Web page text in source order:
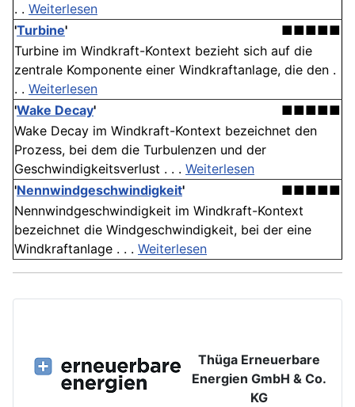
. . Weiterlesen
'Turbine'
■■■■■
Turbine im Windkraft-Kontext bezieht sich auf die
zentrale Komponente einer Windkraftanlage, die den .
. . Weiterlesen
'Wake Decay'
■■■■■
Wake Decay im Windkraft-Kontext bezeichnet den
Prozess, bei dem die Turbulenzen und der
Geschwindigkeitsverlust . . . Weiterlesen
'Nennwindgeschwindigkeit'
■■■■■
Nennwindgeschwindigkeit im Windkraft-Kontext
bezeichnet die Windgeschwindigkeit, bei der eine
Windkraftanlage . . . Weiterlesen
Thüga Erneuerbare
Energien GmbH & Co.
KG